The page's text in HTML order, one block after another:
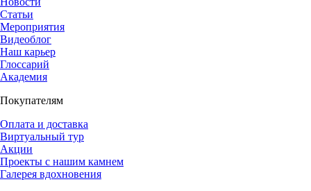
Статьи
Мероприятия
Видеоблог
Наш карьер
Глоссарий
Академия
Покупателям
Оплата и доставка
Виртуальный тур
Акции
Проекты с нашим камнем
Галерея вдохновения